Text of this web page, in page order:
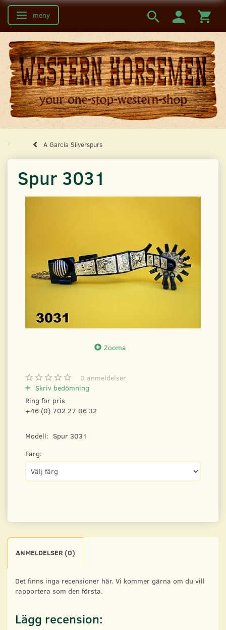
Ändra navigering
meny
A Garcia Silverspurs
Spur 3031
Zooma
0 anmeldelser
Skriv bedömning
Ring för pris
+46 (0) 702 27 06 32
Modell: Spur 3031
Färg:
ANMELDELSER (0)
Det finns inga recensioner här. Vi kommer gärna om du vill
rapportera som den första.
Lägg recension: